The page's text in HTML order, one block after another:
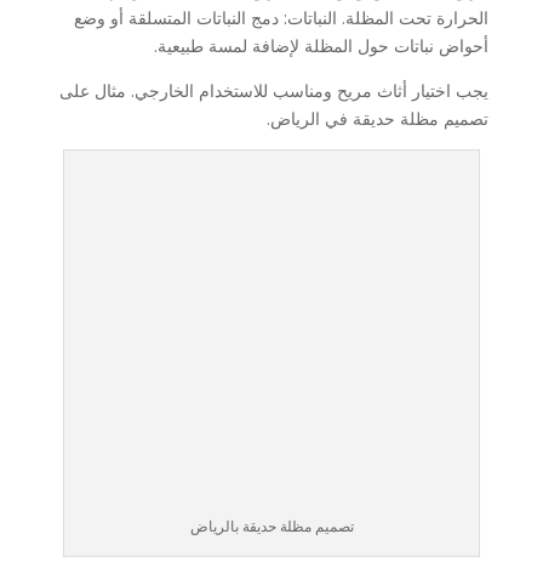
الحرارة تحت المظلة. النباتات: دمج النباتات المتسلقة أو وضع
أحواض نباتات حول المظلة لإضافة لمسة طبيعية.
يجب اختيار أثاث مريح ومناسب للاستخدام الخارجي. مثال على
تصميم مظلة حديقة في الرياض.
تصميم مظلة حديقة بالرياض